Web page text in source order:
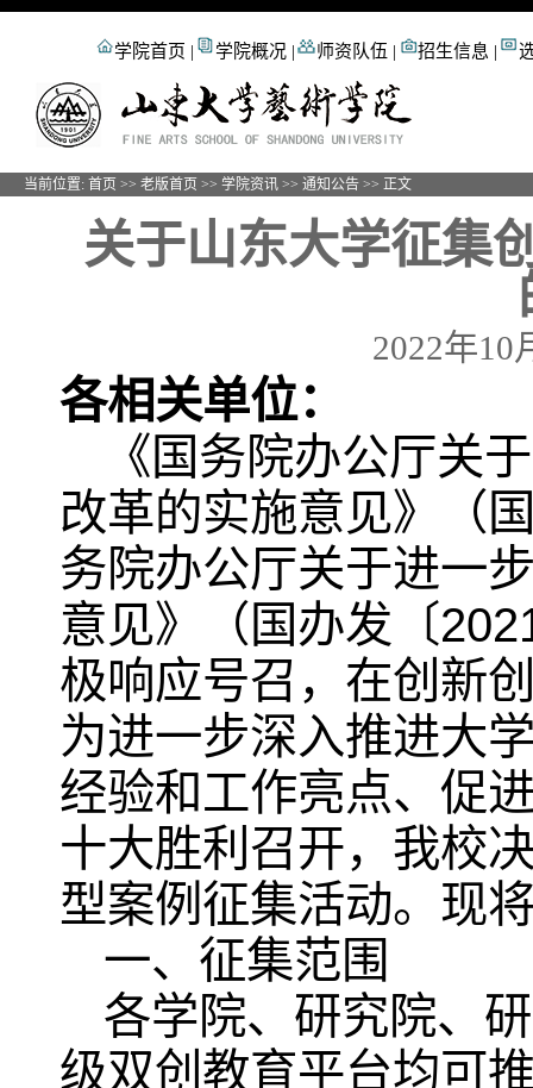
学院首页 | 学院概况 | 师资队伍 | 招生信息 |
当前位置: 首页 >> 老版首页 >> 学院资讯 >> 通知公告 >> 正文
关于山东大学征集
2022年10
各相关单位：
《国务院办公厅关
改革的实施意见》（
务院办公厅关于进一
意见》（国办发〔
极响应号召，在创新
为进一步深入推进大
经验和工作亮点、促
十大胜利召开，我校
型案例征集活动。现
一、征集范围
各学院、研究院、
级双创教育平台均可